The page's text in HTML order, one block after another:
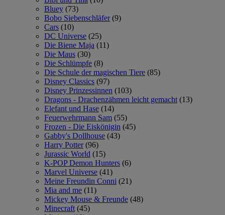
Bluey (73)
Bobo Siebenschläfer (9)
Cars (10)
DC Universe (25)
Die Biene Maja (11)
Die Maus (30)
Die Schlümpfe (8)
Die Schule der magischen Tiere (85)
Disney Classics (97)
Disney Prinzessinnen (103)
Dragons - Drachenzähmen leicht gemacht (13)
Elefant und Hase (14)
Feuerwehrmann Sam (55)
Frozen - Die Eiskönigin (45)
Gabby's Dollhouse (43)
Harry Potter (96)
Jurassic World (15)
K-POP Demon Hunters (6)
Marvel Universe (41)
Meine Freundin Conni (21)
Mia and me (11)
Mickey Mouse & Freunde (48)
Minecraft (45)